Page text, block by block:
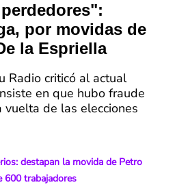
por movidas de
la Espriella
Radio criticó al actual
en que hubo fraude
de las elecciones
destapan la movida de Petro
600 trabajadores